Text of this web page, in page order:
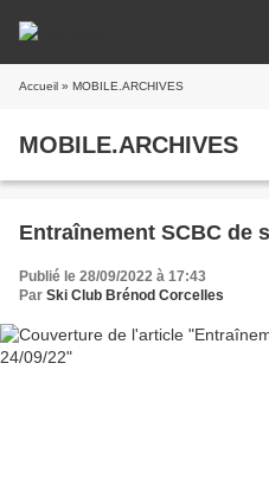
Accueil » MOBILE.ARCHIVES
MOBILE.ARCHIVES
Entraînement SCBC de
Publié le 28/09/2022 à 17:43
Par Ski Club Brénod Corcelles